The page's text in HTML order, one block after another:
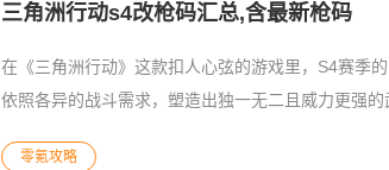
三角洲行动s4改枪码汇总,含最新枪码
在《三角洲行动》这款扣人心弦的游戏里，S4赛季
依照各异的战斗需求，塑造出独一无二且威力更强的
零氪攻略